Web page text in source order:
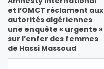
et l’OMCT réclament aux
autorités algériennes
une enquête « urgente »
sur l’enfer des femmes
de Hassi Massoud